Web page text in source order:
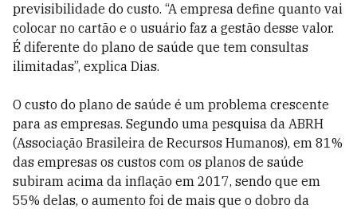
previsibilidade do custo. “A empresa define quanto vai
colocar no cartão e o usuário faz a gestão desse valor.
É diferente do plano de saúde que tem consultas
ilimitadas”, explica Dias.
O custo do plano de saúde é um problema crescente
para as empresas. Segundo uma pesquisa da ABRH
(Associação Brasileira de Recursos Humanos), em 81%
das empresas os custos com os planos de saúde
subiram acima da inflação em 2017, sendo que em
55% delas, o aumento foi de mais que o dobro da